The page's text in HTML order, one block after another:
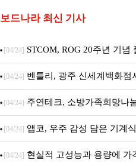
보드나라 최신 기사
[04/24] STCOM, ROG 20주년 기념
Crosshair X870E EDITION 20 국
[04/24] 벤틀리, 광주 신세계백화점
픈
[04/24] 주연테크, 소방가족희망나
니터·스마트 펫 침대 기부
[04/24] 앱코, 우주 감성 담은 기계
브랜드데이 기획전 진행
[04/24] 현실적 고성능과 용량에 가